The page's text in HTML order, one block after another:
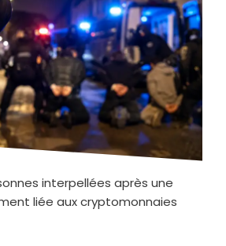
interpellées après une
liée aux cryptomonnaies